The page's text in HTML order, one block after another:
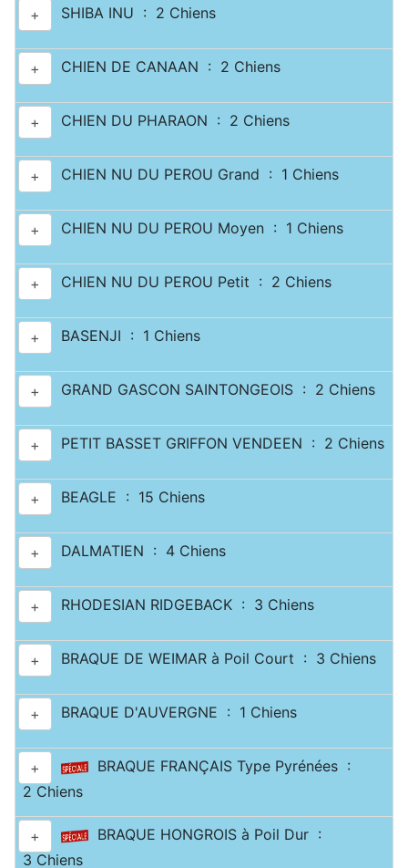
+ SHIBA INU : 2 Chiens
+ CHIEN DE CANAAN : 2 Chiens
+ CHIEN DU PHARAON : 2 Chiens
+ CHIEN NU DU PEROU Grand : 1 Chiens
+ CHIEN NU DU PEROU Moyen : 1 Chiens
+ CHIEN NU DU PEROU Petit : 2 Chiens
+ BASENJI : 1 Chiens
+ GRAND GASCON SAINTONGEOIS : 2 Chiens
+ PETIT BASSET GRIFFON VENDEEN : 2 Chiens
+ BEAGLE : 15 Chiens
+ DALMATIEN : 4 Chiens
+ RHODESIAN RIDGEBACK : 3 Chiens
+ BRAQUE DE WEIMAR à Poil Court : 3 Chiens
+ BRAQUE D'AUVERGNE : 1 Chiens
+
BRAQUE FRANÇAIS Type Pyrénées :
2 Chiens
+
BRAQUE HONGROIS à Poil Dur :
3 Chiens